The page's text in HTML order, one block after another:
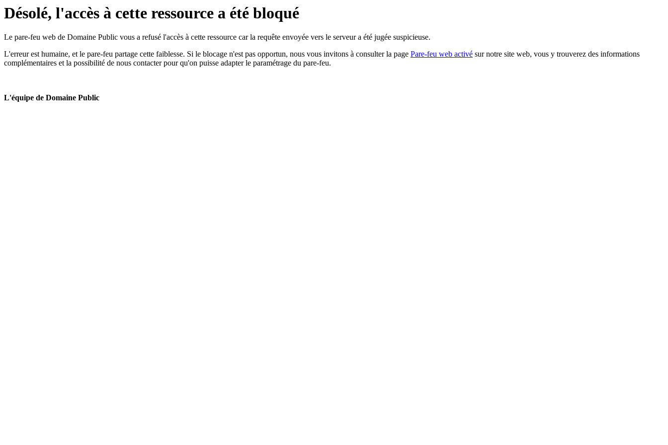
Désolé, l'accès à cette ressource a été bloqué
Le pare-feu web de Domaine Public vous a refusé l'accès à cette ressource car la requête envoyée vers le serveur a été jugée suspicieuse.
L'erreur est humaine, et le pare-feu partage cette faiblesse. Si le blocage n'est pas opportun, nous vous invitons à consulter la page Pare-feu web activé sur notre site web, vous y trouverez des informations
complémentaires et la possibilité de nous contacter pour qu'on puisse adapter le paramétrage du pare-feu.
L'équipe de Domaine Public